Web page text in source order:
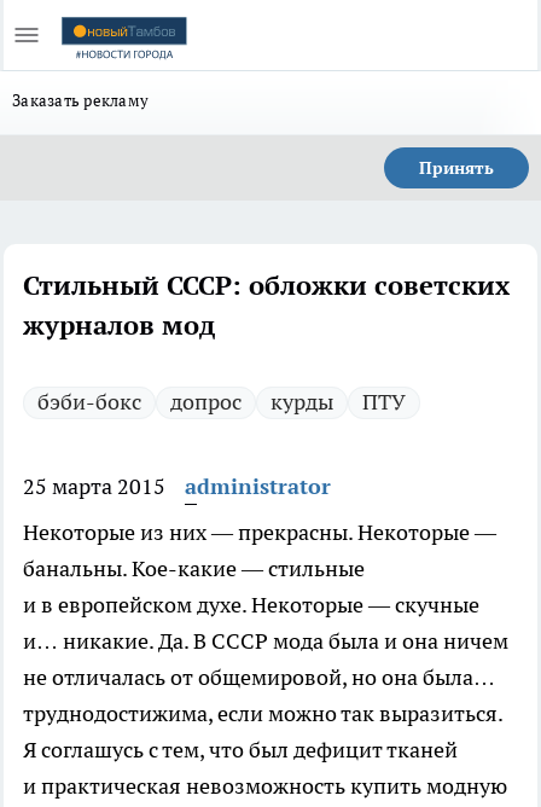
Заказать рекламу
Принять
Стильный СССР: обложки советских
журналов мод
бэби-бокс допрос курды ПТУ
25 марта 2015
administrator
Некоторые из них — прекрасны. Некоторые —
банальны. Кое-какие — стильные
и в европейском духе. Некоторые — скучные
и… никакие. Да. В СССР мода была и она ничем
не отличалась от общемировой, но она была…
труднодостижима, если можно так выразиться.
Я соглашусь с тем, что был дефицит тканей
и практическая невозможность купить модную